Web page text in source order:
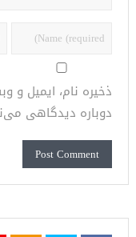
ذخیره نام، ایمیل و
دوباره دیدگاهی